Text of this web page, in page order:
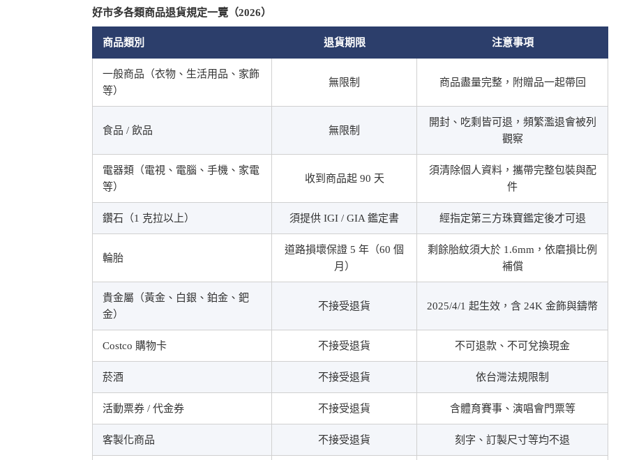
好市多各類商品退貨規定一覽（2026）
商品類別 退貨期限 注意事項
一般商品（衣物、生活用品、家飾
等）
無限制 商品盡量完整，附贈品一起帶回
食品 / 飲品 無限制
開封、吃剩皆可退，頻繁濫退會被列
觀察
電器類（電視、電腦、手機、家電
等）
收到商品起 90 天
須清除個人資料，攜帶完整包裝與配
件
鑽石（1 克拉以上） 須提供 IGI / GIA 鑑定書 經指定第三方珠寶鑑定後才可退
輪胎
道路損壞保證 5 年（60 個
月）
剩餘胎紋須大於 1.6mm，依磨損比例
補償
貴金屬（黃金、白銀、鉑金、鈀
金）
不接受退貨 2025/4/1 起生效，含 24K 金飾與鑄幣
Costco 購物卡 不接受退貨 不可退款、不可兌換現金
菸酒 不接受退貨 依台灣法規限制
活動票券 / 代金券 不接受退貨 含體育賽事、演唱會門票等
客製化商品 不接受退貨 刻字、訂製尺寸等均不退